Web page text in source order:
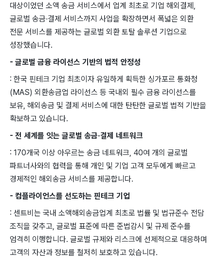
대상이었던 소액 송금 서비스에서 업계 최초로 기업 해외결제,
글로벌 송금·결제 서비스까지 사업을 확장하면서 폭넓은 외환
전문 서비스를 제공하는 글로벌 외환 토탈 솔루션 기업으로
성장했습니다.
- 글로벌 금융 라이선스 기반의 법적 안정성
: 한국 핀테크 기업 최초이자 유일하게 획득한 싱가포르 통화청
(MAS) 외환송금업 라이선스 등 국내외 필수 금융 라이선스를
보유, 해외송금 및 결제 서비스에 대한 탄탄한 글로벌 법적 기반을
확보하고 있습니다.
- 전 세계를 잇는 글로벌 송금·결제 네트워크
: 170개국 이상 아우르는 송금 네트워크, 40여 개의 글로벌
파트너사와의 협력을 통해 개인 및 기업 고객 모두에게 빠르고
경제적인 해외송금 서비스를 제공합니다.
- 컴플라이언스를 선도하는 핀테크 기업
: 센트비는 국내 소액해외송금업계 최초로 법률 및 법규준수 전담
조직을 갖추고, 글로벌 표준에 따른 준법감시 및 규제 준수를
엄격히 이행합니다. 글로벌 규제와 리스크에 선제적으로 대응하며
고객의 자산과 정보를 철저히 보호하고 있습니다.